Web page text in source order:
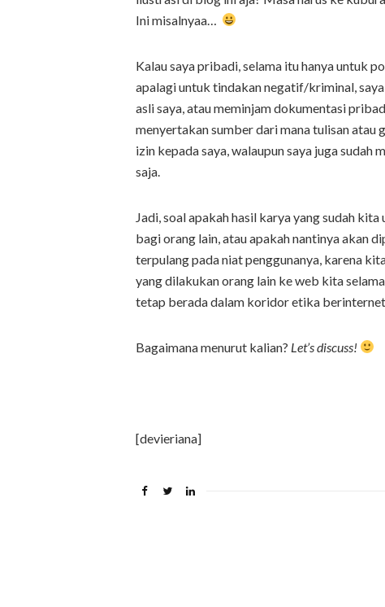
Ini misalnyaa…
Kalau saya pribadi, selama itu hanya untuk
apalagi untuk tindakan negatif/kriminal,
asli saya, atau meminjam dokumentasi
menyertakan sumber dari mana tulisan atau
izin kepada saya, walaupun saya juga sudah
saja.
Jadi, soal apakah hasil karya yang sudah
bagi orang lain, atau apakah nantinya akan
terpulang pada niat penggunanya, karena
yang dilakukan orang lain ke web kita
tetap berada dalam koridor etika
Bagaimana menurut kalian? Let’s discuss!
[devieriana]